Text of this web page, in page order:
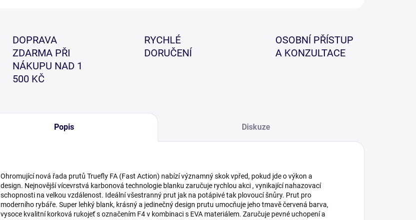
DOPRAVA
ZDARMA PŘI
NÁKUPU NAD 1
500 KČ
RYCHLÉ
DORUČENÍ
OSOBNÍ PŘÍSTUP
A KONZULTACE
Popis Diskuze
Ohromující nová řada prutů Truefly FA (Fast Action) nabízí významný skok vpřed, pokud jde o výkon a
design. Nejnovější vícevrstvá karbonová technologie blanku zaručuje rychlou akci , vynikající nahazovací
schopnosti na velkou vzdálenost. Ideální všestranný prut jak na potápivé tak plovoucí šnůry. Prut pro
moderního rybáře. Super lehký blank, krásný a jedinečný design prutu umocňuje jeho tmavě červená barva,
vysoce kvalitní korková rukojeť s označením F4 v kombinaci s EVA materiálem. Zaručuje pevné uchopení a